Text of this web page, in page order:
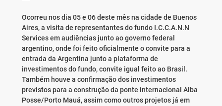
Ocorreu nos dia 05 e 06 deste mês na cidade de Buenos
Aires, a visita de representantes do fundo I.C.C.A.N.N
Services em audiências junto ao governo federal
argentino, onde foi feito oficialmente o convite para a
entrada da Argentina junto a plataforma de
investimentos do fundo, convite igual feito ao Brasil.
Também houve a confirmação dos investimentos
previstos para a construção da ponte internacional Alba
Posse/Porto Mauá, assim como outros projetos já em